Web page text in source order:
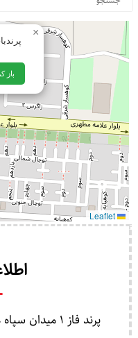
باز
×
Leaflet
پرند فاز 1 میدان سپاه مجتمع تکسام بلوک 8 واحد 4